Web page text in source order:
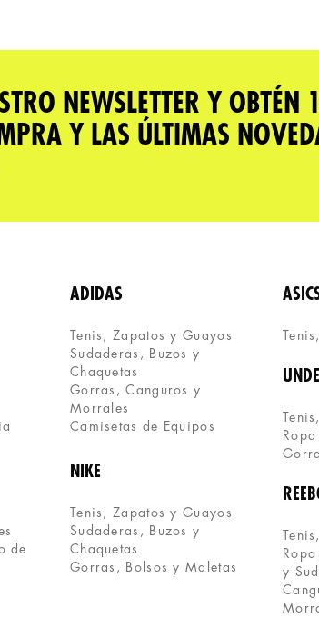
NEWSLETTER Y
Y LAS ÚLTIMAS
de
ADIDAS
Tenis, Zapatos y Guayos
Sudaderas, Buzos y
Chaquetas
Gorras, Canguros y
Morrales
Camisetas de Equipos
NIKE
Tenis, Zapatos y Guayos
Sudaderas, Buzos y
Chaquetas
Gorras, Bolsos y Maletas
y